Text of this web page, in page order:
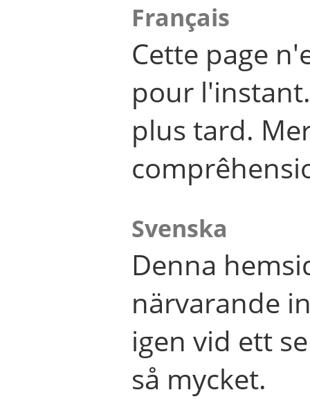
Français
Cette page
pour
plus tard.
Svenska
Denna
närvarande
igen vid ett
så mycket.